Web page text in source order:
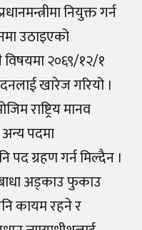
नियुक्त गर्न
उठाइएको
२०६९/१२/१
खारेज गरियो ।
राष्ट्रिय मानव
पदमा
पद ग्रहण गर्न मिल्दैन ।
बाधा अड्काउ फुकाउ
कायम रहने र